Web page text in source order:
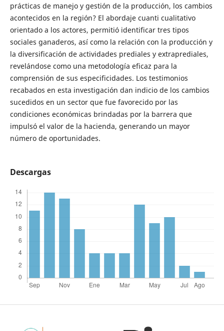
prácticas de manejo y gestión de la producción, los cambios
acontecidos en la región? El abordaje cuanti cualitativo
orientado a los actores, permitió identificar tres tipos
sociales ganaderos, así como la relación con la producción y
la diversificación de actividades prediales y extraprediales,
revelándose como una metodología eficaz para la
comprensión de sus especificidades. Los testimonios
recabados en esta investigación dan indicio de los cambios
sucedidos en un sector que fue favorecido por las
condiciones económicas brindadas por la barrera que
impulsó el valor de la hacienda, generando un mayor
número de oportunidades.
Descargas